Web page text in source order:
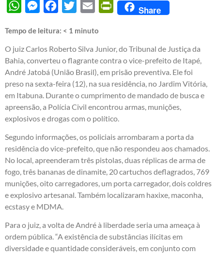
WhatsAppMessengerFacebook
Twitter Email PrintFriendly
Share
Tempo de leitura: < 1 minuto
O juiz Carlos Roberto Silva Junior, do Tribunal de Justiça da
Bahia, converteu o flagrante contra o vice-prefeito de Itapé,
André Jatobá (União Brasil), em prisão preventiva. Ele foi
preso na sexta-feira (12), na sua residência, no Jardim Vitória,
em Itabuna. Durante o cumprimento de mandado de busca e
apreensão, a Polícia Civil encontrou armas, munições,
explosivos e drogas com o político.
Segundo informações, os policiais arrombaram a porta da
residência do vice-prefeito, que não respondeu aos chamados.
No local, apreenderam três pistolas, duas réplicas de arma de
fogo, três bananas de dinamite, 20 cartuchos deflagrados, 769
munições, oito carregadores, um porta carregador, dois coldres
e explosivo artesanal. Também localizaram haxixe, maconha,
ecstasy e MDMA.
Para o juiz, a volta de André à liberdade seria uma ameaça à
ordem pública. “A existência de substâncias ilícitas em
diversidade e quantidade consideráveis, em conjunto com